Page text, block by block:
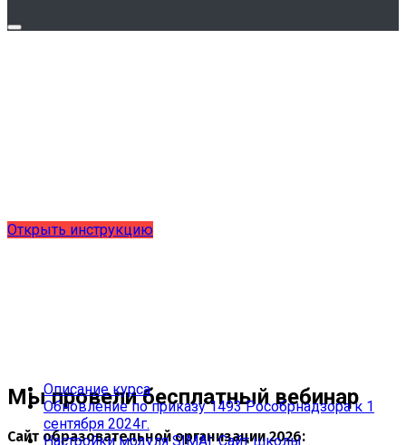
Открыть инструкцию
Мы провели бесплатный вебинар
Сайт образовательной организации 2026:
Описание курса
Обновление по приказу 1493 Рособрнадзора к 1
сентября 2024г.
Настройки модуля SIMAI: Сайт школы